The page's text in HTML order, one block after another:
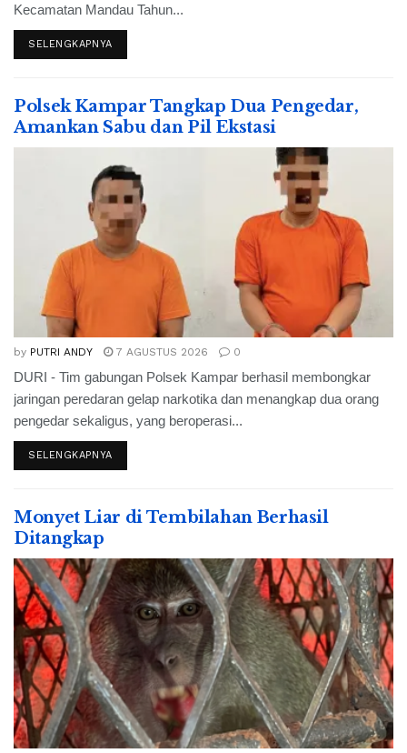
Kecamatan Mandau Tahun...
SELENGKAPNYA
Polsek Kampar Tangkap Dua Pengedar,
Amankan Sabu dan Pil Ekstasi
by PUTRI ANDY 7 AGUSTUS 2026 0
DURI - Tim gabungan Polsek Kampar berhasil membongkar
jaringan peredaran gelap narkotika dan menangkap dua orang
pengedar sekaligus, yang beroperasi...
SELENGKAPNYA
Monyet Liar di Tembilahan Berhasil
Ditangkap